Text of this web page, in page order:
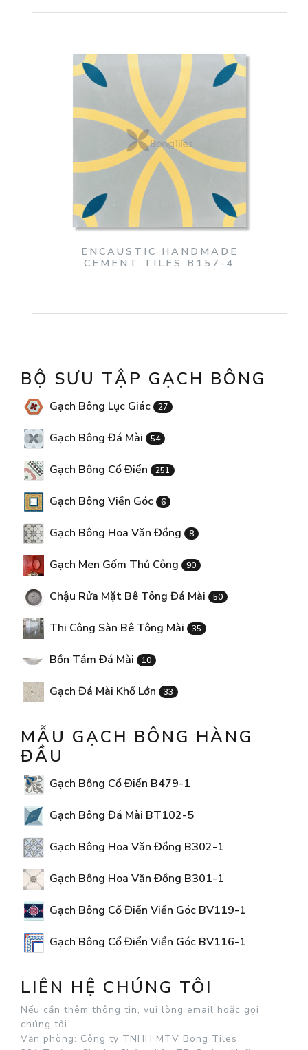
ENCAUSTIC HANDMADE
CEMENT TILES B157-4
BỘ SƯU TẬP GẠCH BÔNG
Gạch Bông Lục Giác 27
Gạch Bông Đá Mài 54
Gạch Bông Cổ Điển 251
Gạch Bông Viền Góc 6
Gạch Bông Hoa Văn Đồng 8
Gạch Men Gốm Thủ Công 90
Chậu Rửa Mặt Bê Tông Đá Mài 50
Thi Công Sàn Bê Tông Mài 35
Bồn Tắm Đá Mài 10
Gạch Đá Mài Khổ Lớn 33
MẪU GẠCH BÔNG HÀNG
ĐẦU
Gạch Bông Cổ Điển B479-1
Gạch Bông Đá Mài BT102-5
Gạch Bông Hoa Văn Đồng B302-1
Gạch Bông Hoa Văn Đồng B301-1
Gạch Bông Cổ Điển Viền Góc BV119-1
Gạch Bông Cổ Điển Viền Góc BV116-1
LIÊN HỆ CHÚNG TÔI
Nếu cần thêm thông tin, vui lòng email hoặc gọi
chúng tôi
Văn phòng: Công ty TNHH MTV Bong Tiles